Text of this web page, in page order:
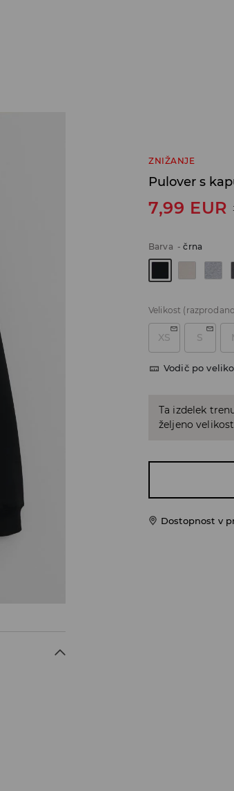
ZNIŽANJE
Pulover s
7,99 EUR
Barva -črna
Velikost
XS S
Vodič po
Ta izdelek
željeno
Dostopnost v